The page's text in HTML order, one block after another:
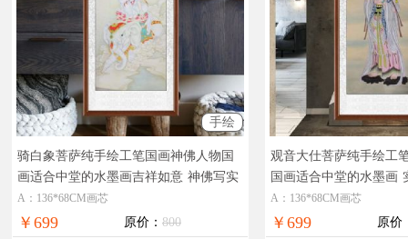
手绘
骑白象菩萨纯手绘工笔国画神佛人物国
画适合中堂的水墨画吉祥如意 神佛写实
人物国画工笔画
A：136*68CM画芯
￥699 原价： 800
观音大仕菩萨纯手绘工
国画适合中堂的水墨画
国画框
A：136*68CM画芯
￥699 原价